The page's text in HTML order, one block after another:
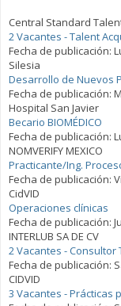
Central Standard
2 Vacantes - Talent
Fecha de publicación:
Silesia
Desarrollo de Nuevos
Fecha de publicación:
Hospital San Javier
Becario BIOMÉDICO
Fecha de publicación:
NOMVERIFY MEXICO
Practicante/Ing.
Fecha de publicación:
CidVID
Operaciones clínicas
Fecha de publicación:
INTERLUB SA DE CV
2 Vacantes - Consultor
Fecha de publicación:
CIDVID
3 Vacantes - Prácticas